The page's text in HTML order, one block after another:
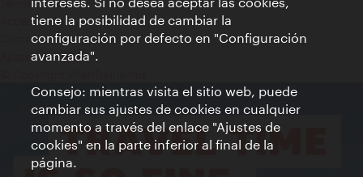
Accesibilidad
Contacto para la prensa
Ajustes de cookie
tiene la posibilidad de cambiar la
configuración por defecto en "Configuración
avanzada".
Consejo: mientras visita el sitio web, puede
cambiar sus ajustes de cookies en cualquier
momento a través del enlace "Ajustes de
cookies" en la parte inferior al final de la
página.